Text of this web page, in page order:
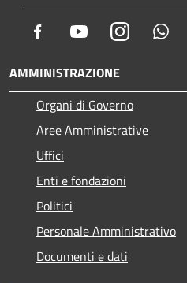
Facebook YoutubeInstagram
AMMINISTRAZIONE
Organi di Governo
Aree Amministrative
Uffici
Enti e fondazioni
Politici
Personale Amministrativo
Documenti e dati